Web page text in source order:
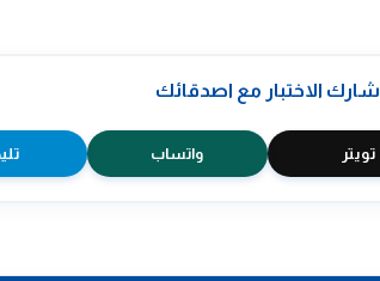
شارك الاختبار مع اصدقائك
تويتر واتساب